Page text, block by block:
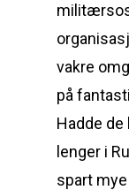
vakre
på
Hadde
lenger i
spart